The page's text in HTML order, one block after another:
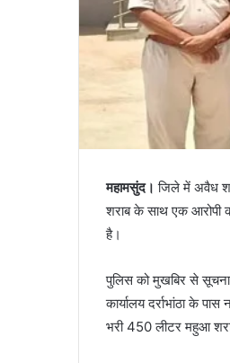
महामसुंद। जिले में अवैध
शराब के साथ एक आरोपी
है।
पुलिस को मुखबिर से सूचना
कार्यालय दर्राभांठा के
भरी 450 लीटर महुआ